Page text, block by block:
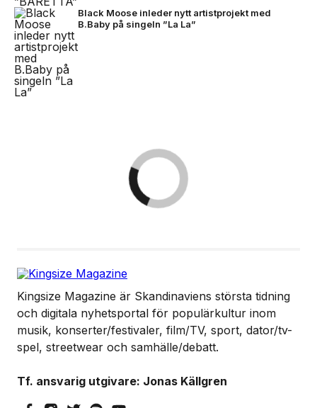
Black Moose inleder nytt artistprojekt med
B.Baby på singeln ”La La”
Kingsize Magazine är Skandinaviens största tidning
och digitala nyhetsportal för populärkultur inom
musik, konserter/festivaler, film/TV, sport, dator/tv-
spel, streetwear och samhälle/debatt.
Tf. ansvarig utgivare: Jonas Källgren